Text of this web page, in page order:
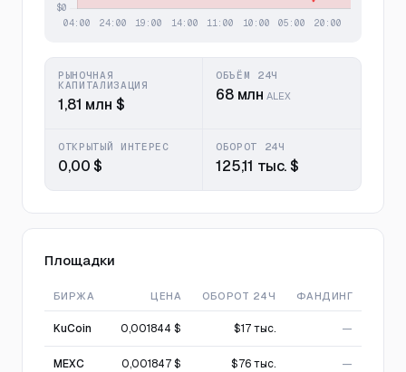
РЫНОЧНАЯ
КАПИТАЛИЗАЦИЯ
1,81 млн $
ОБЪЁМ 24Ч
68 млн ALEX
ОТКРЫТЫЙ ИНТЕРЕС
0,00 $
ОБОРОТ 24Ч
125,11 тыс. $
Площадки
БИРЖА ЦЕНА ОБОРОТ 24Ч ФАНДИНГ
KuCoin 0,001844 $ $17 тыс. —
MEXC 0,001847 $ $76 тыс. —